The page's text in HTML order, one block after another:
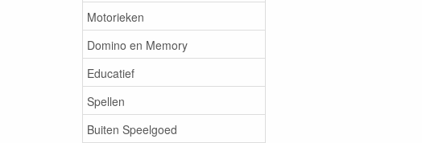
Motorieken
Domino en Memory
Educatief
Spellen
Buiten Speelgoed